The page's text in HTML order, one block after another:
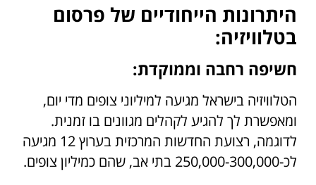
היתרונות הייחודיים של פרסום
בטלוויזיה:
חשיפה רחבה וממוקדת:
הטלוויזיה בישראל מגיעה למיליוני צופים מדי יום,
ומאפשרת לך להגיע לקהלים מגוונים בו זמנית.
לדוגמה, רצועת החדשות המרכזית בערוץ 12 מגיעה
לכ-250,000-300,000 בתי אב, שהם כמיליון צופים.